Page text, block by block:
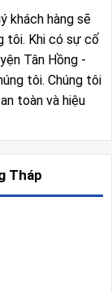
khách hàng sẽ
tôi. Khi có sự cố
Tân Hồng -
tôi. Chúng tôi
toàn và hiệu
Tháp